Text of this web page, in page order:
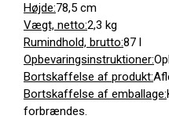
Højde:78,5 cm
Vægt, netto:2,3 kg
Rumindhold, brutto:87 l
Opbevaringsinstruktioner:
Bortskaffelse af produkt:
Bortskaffelse af emballage:
forbrændes.